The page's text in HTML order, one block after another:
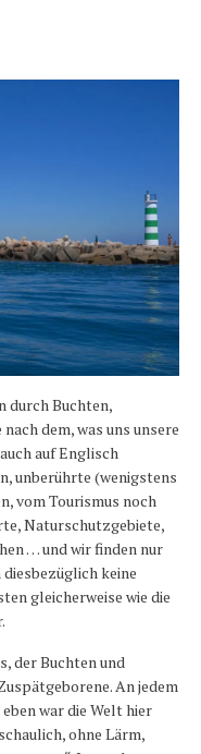
durch Buchten,
dem, was uns unsere
auf Englisch
unberührte (wenigstens
vom Tourismus noch
Naturschutzgebiete,
… und wir finden nur
keine
gleicherweise wie die
der Buchten und
An jedem
war die Welt hier
ohne Lärm,